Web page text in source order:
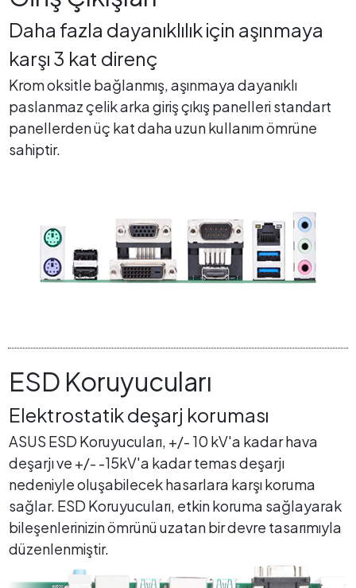
Daha fazla dayanıklılık için aşınmaya
karşı 3 kat direnç
Krom oksitle bağlanmış, aşınmaya dayanıklı
paslanmaz çelik arka giriş çıkış panelleri standart
panellerden üç kat daha uzun kullanım ömrüne
sahiptir.
ESD Koruyucuları
Elektrostatik deşarj koruması
ASUS ESD Koruyucuları, +/- 10 kV'a kadar hava
deşarjı ve +/- -15kV'a kadar temas deşarjı
nedeniyle oluşabilecek hasarlara karşı koruma
sağlar. ESD Koruyucuları, etkin koruma sağlayarak
bileşenlerinizin ömrünü uzatan bir devre tasarımıyla
düzenlenmiştir.